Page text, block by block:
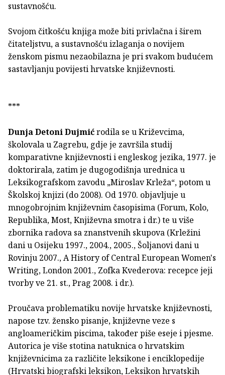
sustavnošću.
Svojom čitkošću knjiga može biti privlačna i širem
čitateljstvu, a sustavnošću izlaganja o novijem
ženskom pismu nezaobilazna je pri svakom budućem
sastavljanju povijesti hrvatske književnosti.
***
Dunja Detoni Dujmićrodila se u Križevcima,
školovala u Zagrebu, gdje je završila studij
komparativne književnosti i engleskog jezika, 1977. je
doktorirala, zatim je dugogodišnja urednica u
Leksikografskom zavodu „Miroslav Krleža“, potom u
Školskoj knjizi (do 2008). Od 1970. objavljuje u
mnogobrojnim književnim časopisima (Forum, Kolo,
Republika, Most, Književna smotra i dr.) te u više
zbornika radova sa znanstvenih skupova (Krležini
dani u Osijeku 1997., 2004., 2005., Šoljanovi dani u
Rovinju 2007., A History of Central European Women's
Writing, London 2001., Zofka Kvederova: recepce jeji
tvorby ve 21. st., Prag 2008. i dr.).
Proučava problematiku novije hrvatske književnosti,
napose tzv. žensko pisanje, književne veze s
angloameričkim piscima, također piše eseje i pjesme.
Autorica je više stotina natuknica o hrvatskim
književnicima za različite leksikone i enciklopedije
(Hrvatski biografski leksikon, Leksikon hrvatskih